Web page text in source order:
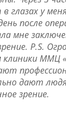
глазах у
после
мне
P.S.
клиники ММЦ
дают
зрение.